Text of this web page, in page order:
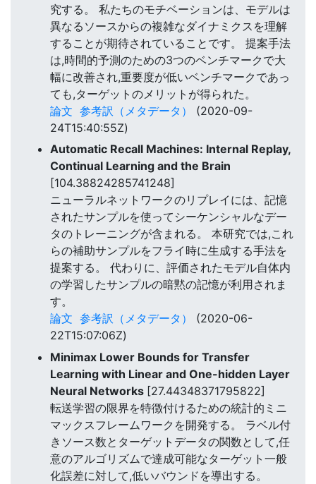
究する。 私たちのモチベーションは、モデルは
異なるソースからの複雑なダイナミクスを理解
することが期待されていることです。 提案手法
は,時間的予測のための3つのベンチマークで大
幅に改善され,重要度が低いベンチマークであっ
ても,ターゲットのメリットが得られた。
論文 参考訳（メタデータ）
(2020-09-
24T15:40:55Z)
Automatic Recall Machines: Internal Replay,
Continual Learning and the Brain
[104.38824285741248]
ニューラルネットワークのリプレイには、記憶
されたサンプルを使ってシーケンシャルなデー
タのトレーニングが含まれる。 本研究では,これ
らの補助サンプルをフライ時に生成する手法を
提案する。 代わりに、評価されたモデル自体内
の学習したサンプルの暗黙の記憶が利用されま
す。
論文 参考訳（メタデータ）
(2020-06-
22T15:07:06Z)
Minimax Lower Bounds for Transfer
Learning with Linear and One-hidden Layer
Neural Networks [27.44348371795822]
転送学習の限界を特徴付けるための統計的ミニ
マックスフレームワークを開発する。 ラベル付
きソース数とターゲットデータの関数として,任
意のアルゴリズムで達成可能なターゲット一般
化誤差に対して,低いバウンドを導出する。